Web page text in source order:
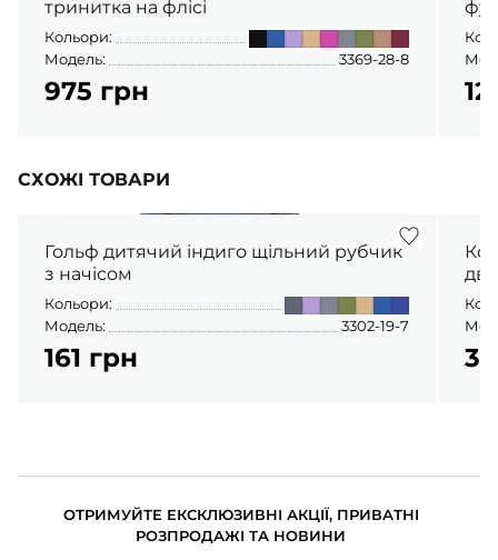
тринитка на флісі
Кольори:
Модель:
3369-28-8
975 грн
СХОЖІ ТОВАРИ
Гольф дитячий індиго щільний рубчик
з начісом
Кольори:
Модель:
3302-19-7
161 грн
ОТРИМУЙТЕ ЕКСКЛЮЗИВНІ АКЦІЇ, ПРИВАТНІ
РОЗПРОДАЖІ ТА НОВИНИ